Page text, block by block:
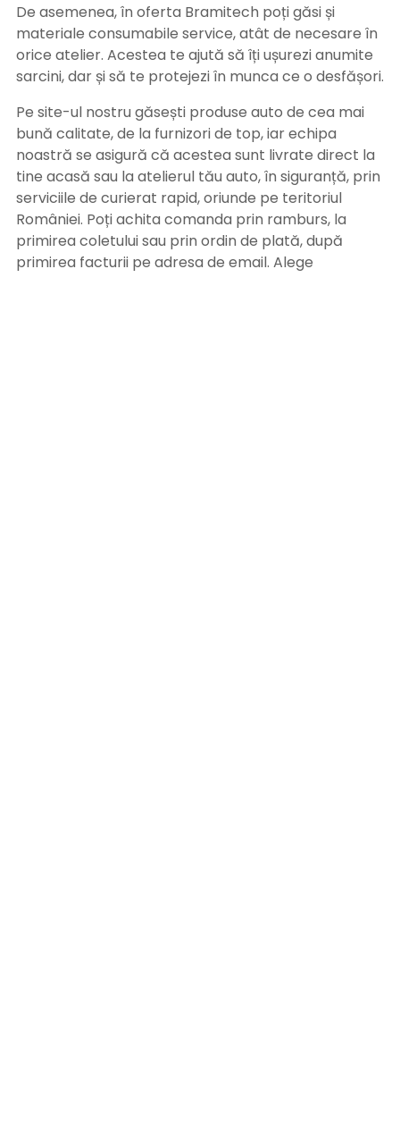
De asemenea, în oferta Bramitech poți găsi și
materiale consumabile service, atât de necesare în
orice atelier. Acestea te ajută să îți ușurezi anumite
sarcini, dar și să te protejezi în munca ce o desfășori.
Pe site-ul nostru găsești produse auto de cea mai
bună calitate, de la furnizori de top, iar echipa
noastră se asigură că acestea sunt livrate direct la
tine acasă sau la atelierul tău auto, în siguranță, prin
serviciile de curierat rapid, oriunde pe teritoriul
României. Poți achita comanda prin ramburs, la
primirea coletului sau prin ordin de plată, după
primirea facturii pe adresa de email. Alege